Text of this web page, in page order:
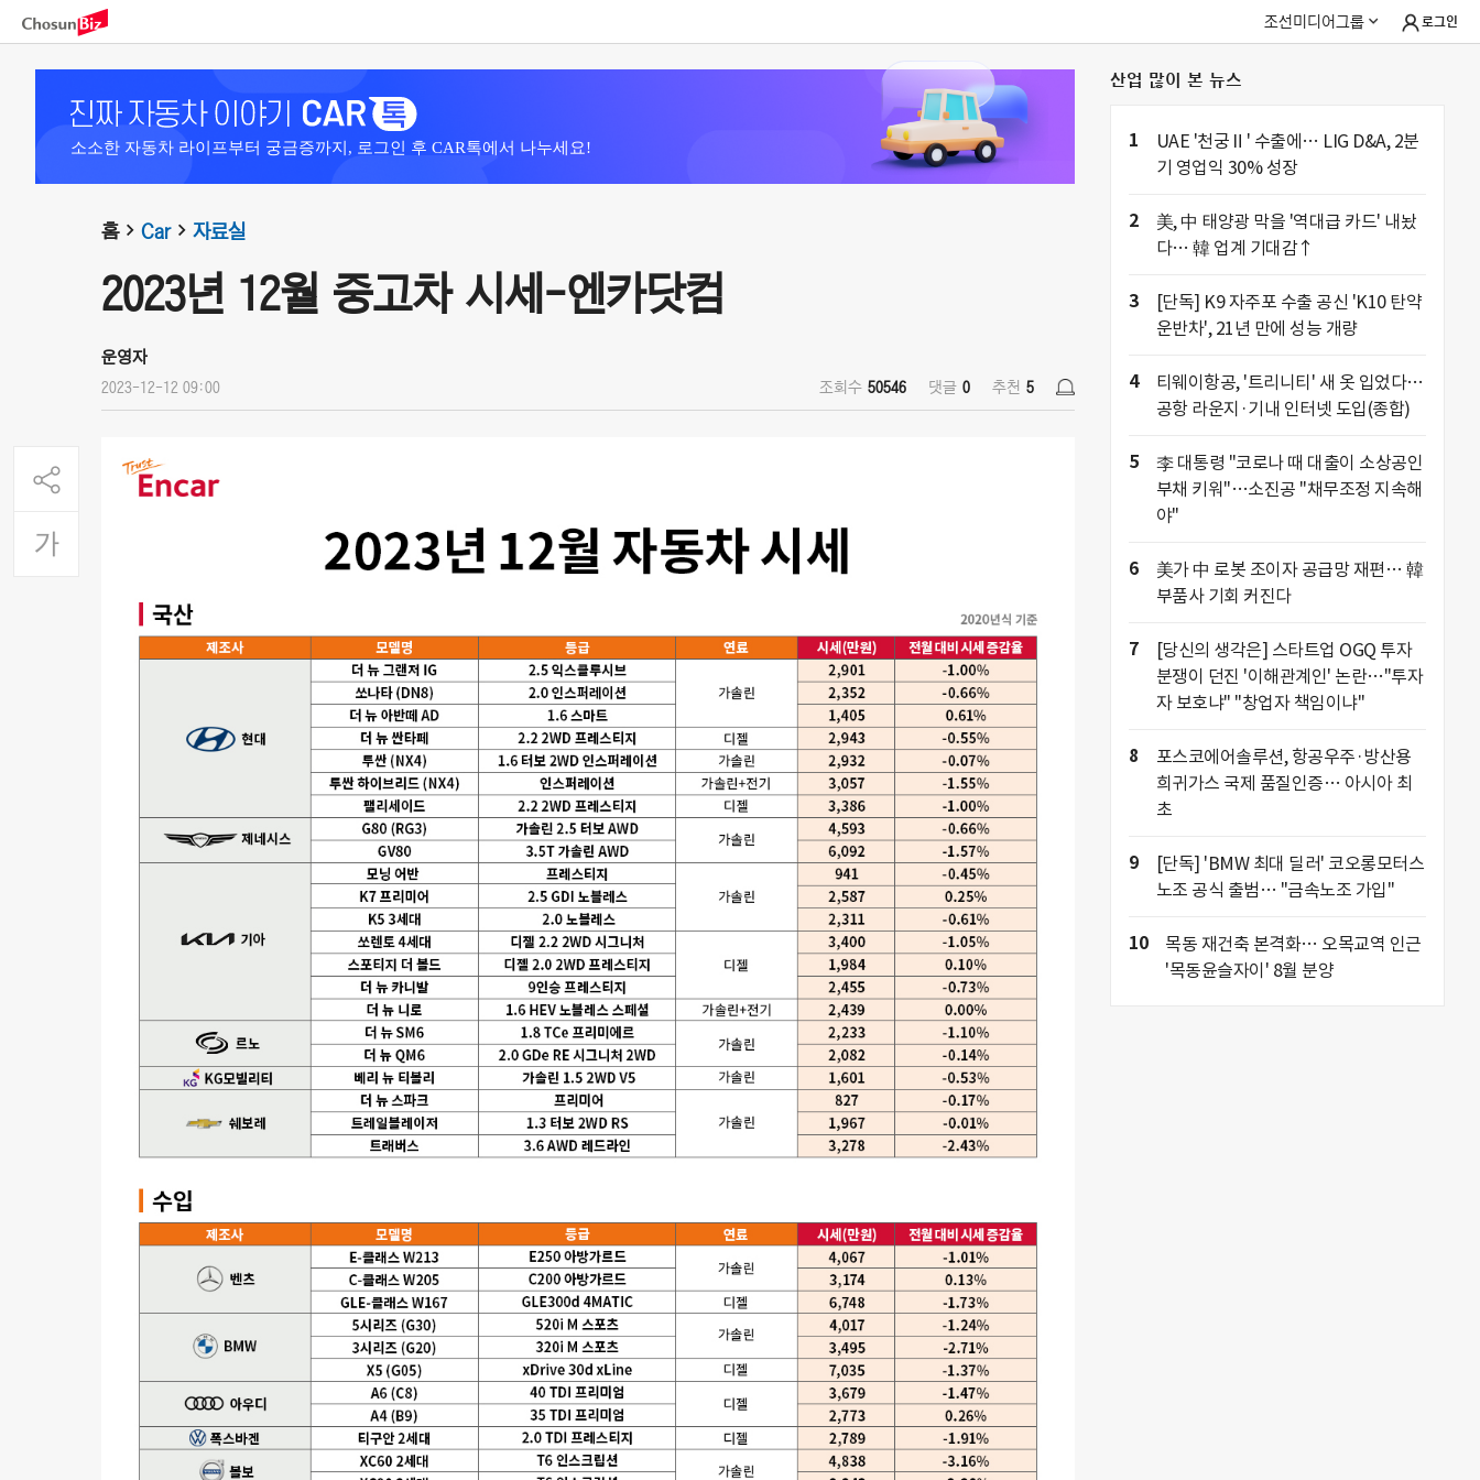
조선미디어그룹 로그인
소소한 자동차 라이프부터 궁금증까지, 로그인 후 CAR톡에서 나누세요!
홈 Car 자료실
2023년 12월 중고차 시세-엔카닷컴
운영자
2023-12-12 09:00 조회수 50546 댓글 0 추천 5
산업 많이 본 뉴스